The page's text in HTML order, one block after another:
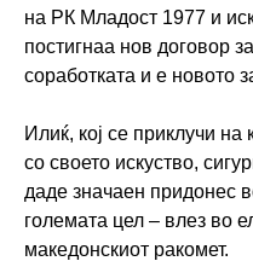
на РК Младост 1977 и
постигнаа нов договор
соработката и е новото
Илиќ, кој се приклучи
со своето искуство,
даде значаен придонес
големата цел – влез во
македонскиот ракомет.